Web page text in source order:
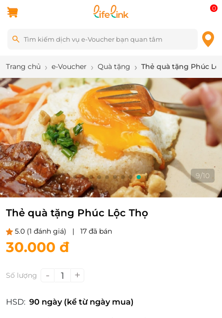
0
Trang chủ e-Voucher Quà tặng Thẻ quà tặng Phúc
9/10
Thẻ quà tặng Phúc Lộc Thọ
5.0 (1 đánh giá) | 17 đã bán
30.000 đ
Số lượng - 1 +
HSD: 90 ngày (kể từ ngày mua)